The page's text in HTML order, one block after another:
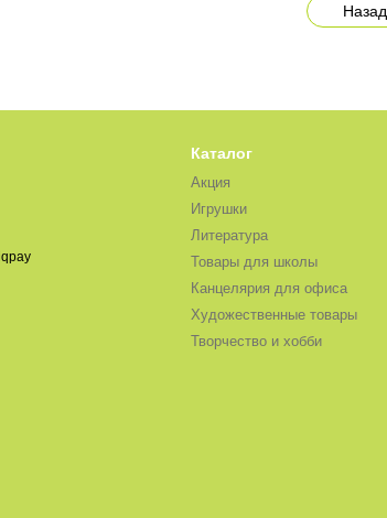
Назад
Каталог
Акция
Игрушки
Литература
Товары для школы
Канцелярия для офиса
Художественные товары
Творчество и хобби